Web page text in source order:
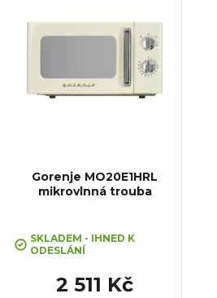
o
Gorenje MO20E1HRL
mikrovlnná trouba
hodnocení
5,0
SKLADEM - IHNED K
ODESLÁNÍ
2 511 Kč